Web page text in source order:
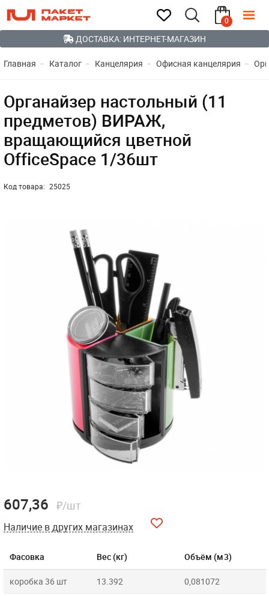
0
ДОСТАВКА: ИНТЕРНЕТ-МАГАЗИН
Главная Каталог Канцелярия Офисная канцелярия
Органайзер настольный (11
предметов) ВИРАЖ,
вращающийся цветной
OfficeSpace 1/36шт
Код товара: 25025
Фасовка Вес (кг) Объём (м3)
коробка 36 шт 13.392 0,081072
607,36 ₽/шт
Наличие в других магазинах